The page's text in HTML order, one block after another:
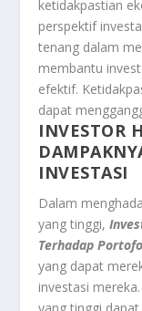
ketidakpastian
perspektif
tenang dalam
membantu
efektif.
dapat
INVESTOR
INVESTASI
Dalam
yang tinggi,
Terhadap
yang dapat
investasi